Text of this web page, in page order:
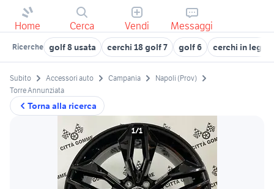
Home Cerca Vendi Messaggi
Ricerche golf 8 usata cerchi 18 golf 7 golf 6 cerchi in lega
Torna alla ricerca
Subito Accessori auto Campania
Napoli (Prov)
Torre Annunziata
1/1